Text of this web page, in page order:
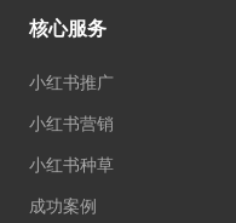
核心服务
小红书推广
小红书营销
小红书种草
成功案例